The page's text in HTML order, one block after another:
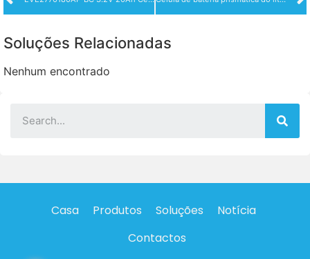
Soluções Relacionadas
Nenhum encontrado
Casa Produtos Soluções
Notícia
Contactos